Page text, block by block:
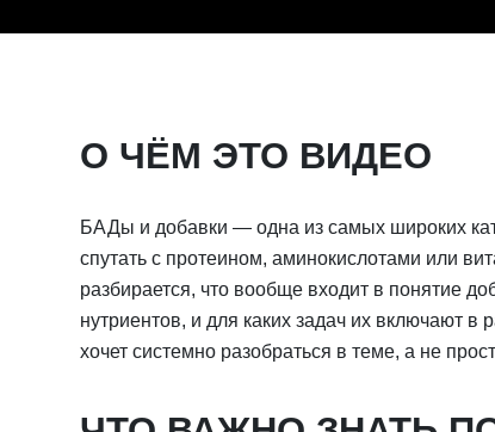
О ЧЁМ ЭТО ВИДЕО
БАДы и добавки — одна из самых широких
спутать с протеином, аминокислотами или
разбирается, что вообще входит в понятие
нутриентов, и для каких задач их включают в
хочет системно разобраться в теме, а не